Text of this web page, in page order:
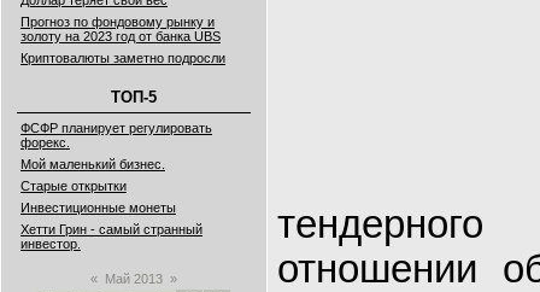
Прогноз по фондовому рынку и
золоту на 2023 год от банка UBS
Криптовалюты заметно подросли
ТОП-5
ФСФР планирует регулировать
форекс.
Мой маленький бизнес.
Старые открытки
Инвестиционные монеты
Хетти Грин - самый странный
инвестор.
« Май 2013 »
отношении